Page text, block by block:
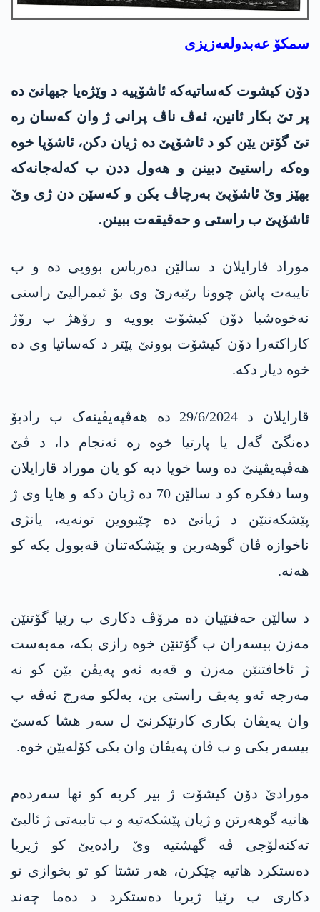
سمکۆ عەبدولعەزیزی
دۆن كیشوت كه‌ساتیه‌كە ئاشۆپیه‌ د وێژه‌یا جیهانێ دە
پر تێ بكار ئانین، ئەڤ ناڤ پرانی ژ وان كه‌سان رە
تێ گۆتن یێن کو د ئاشۆپێ دە ژیان دکن، ئاشۆپا خوە
وەکە راستیێ دبینن و هەول ددن ب کەلەجانەکە
بهێز وێ ئاشۆپێ بەرچاڤ بکن و کەسێن دن ژی وێ
ئاشۆپێ ب راستی و حەقیقەت ببینن.
موراد قارایلان د سالێن دەرباس بوویی دە و ب
تایبەت پاش چوونا رێبەرێ وی بۆ ئیمرالیێ راستی
نەخوەشیا دۆن کیشۆت بوویە و رۆهژ ب رۆژ
کاراکتەرا دۆن کیشۆت بوونێ پێتر د کەساتیا وی دە
خوە دیار دکە.
قارایلان د 29/6/2024 دە هەڤپەیڤینەک ب رادیۆ
دەنگێ گەل یا پارتیا خوە رە ئەنجام دا، د ڤێ
هەڤپەیڤینێ دە وسا خویا دبە کو یان موراد قارایلان
وسا دفکرە کو د سالێن 70 دە ژیان دکە و هایا وی ژ
پێشکەتنێن د ژیانێ دە چێبووین تونەیە، یانژی
ناخوازە ڤان گوهەرین و پێشکەتنان قەبوول بکە کو
هەنە.
د سالێن حەفتێیان دە مرۆڤ دکاری ب رێیا گۆتنێن
مەزن بیسەران ب گۆتنێن خوە رازی بکە، مەبەست
ژ ئاخافتنێن مەزن و قەبە ئەو پەیڤن یێن کو نە
مەرجە ئەو پەیڤ راستی بن، بەلکو مەرج ئەڤە ب
وان پەیڤان بکاری کارتێکرنێ ل سەر هشا کەسێ
بیسەر بکی و ب ڤان پەیڤان وان بکی کۆلەیێن خوە.
مورادێ دۆن کیشۆت ژ بیر کریە کو نها سەردەم
هاتیە گوهەرتن و ژیان پێشکەتیە و ب تایبەتی ژ ئالیێ
تەکنەلۆجی ڤە گهشتیە وێ رادەیێ کو ژیریا
دەستکرد هاتیە چێکرن، هەر تشتا کو تو بخوازی تو
دکاری ب رێیا ژیریا دەستکرد د دەما چەند